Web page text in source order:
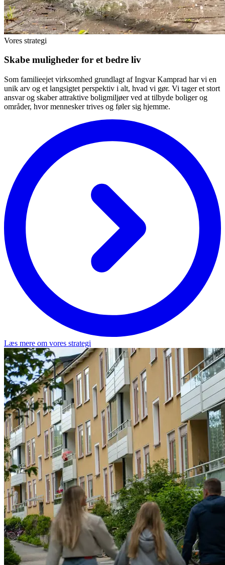
Vores strategi
Skabe muligheder for et bedre liv
Som familieejet virksomhed grundlagt af Ingvar Kamprad har vi en
unik arv og et langsigtet perspektiv i alt, hvad vi gør. Vi tager et stort
ansvar og skaber attraktive boligmiljøer ved at tilbyde boliger og
områder, hvor mennesker trives og føler sig hjemme.
Læs mere om vores strategi